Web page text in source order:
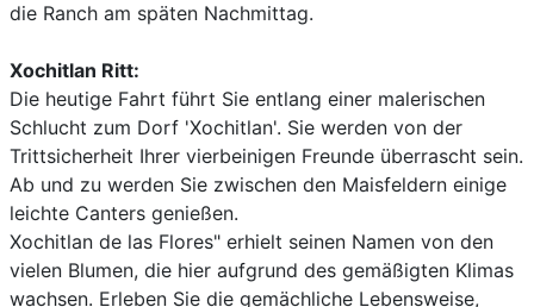
die Ranch am späten Nachmittag.
Xochitlan Ritt:
Die heutige Fahrt führt Sie entlang einer malerischen
Schlucht zum Dorf 'Xochitlan'. Sie werden von der
Trittsicherheit Ihrer vierbeinigen Freunde überrascht sein.
Ab und zu werden Sie zwischen den Maisfeldern einige
leichte Canters genießen.
Xochitlan de las Flores" erhielt seinen Namen von den
vielen Blumen, die hier aufgrund des gemäßigten Klimas
wachsen. Erleben Sie die gemächliche Lebensweise,